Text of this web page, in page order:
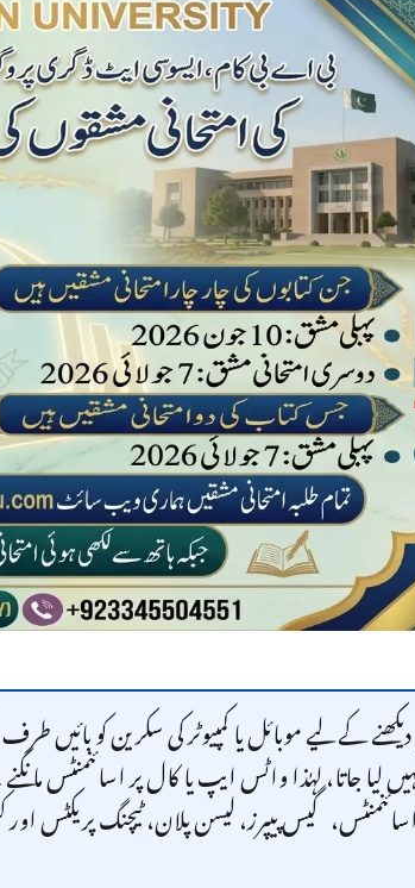
دیکھنے کے لیے موبائل یا کمپیوٹر کی سکرین کو
لیا جاتا، لہٰذا واٹس ایپ یا کال پر اسائنمنٹس
گیس پیپرز، لیسن پلان، ٹیچنگ پریکٹس